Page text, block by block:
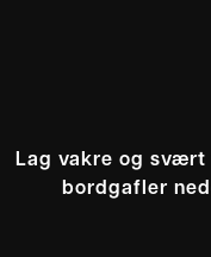
Lag vakre og
bordgafler